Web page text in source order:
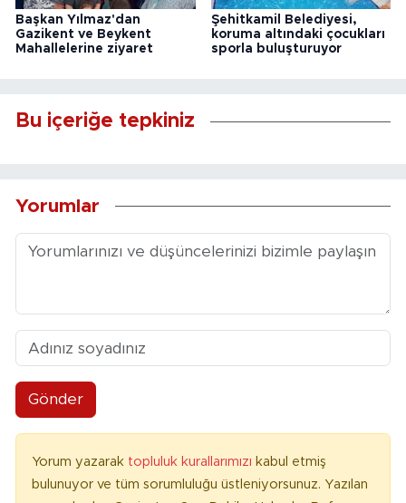
Başkan Yılmaz'dan
Gazikent ve Beykent
Mahallelerine ziyaret
Şehitkamil Belediyesi,
koruma altındaki çocukları
sporla buluşturuyor
Bu içeriğe tepkiniz
Yorumlar
Gönder
Yorum yazarak topluluk kurallarımızı kabul etmiş
bulunuyor ve tüm sorumluluğu üstleniyorsunuz. Yazılan